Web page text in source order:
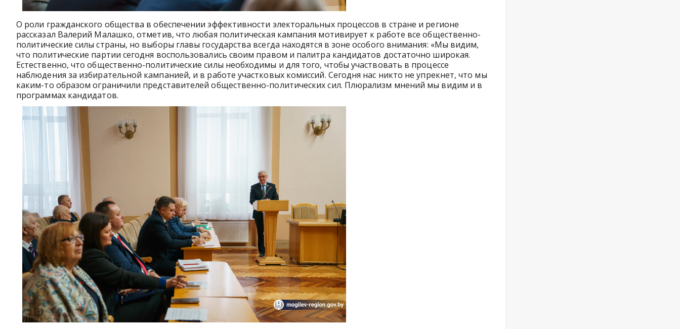
О роли гражданского общества в обеспечении эффективности электоральных процессов в стране и регионе
рассказал Валерий Малашко, отметив, что любая политическая кампания мотивирует к работе все общественно-
политические силы страны, но выборы главы государства всегда находятся в зоне особого внимания: «Мы видим,
что политические партии сегодня воспользовались своим правом и палитра кандидатов достаточно широкая.
Естественно, что общественно-политические силы необходимы и для того, чтобы участвовать в процессе
наблюдения за избирательной кампанией, и в работе участковых комиссий. Сегодня нас никто не упрекнет, что мы
каким-то образом ограничили представителей общественно-политических сил. Плюрализм мнений мы видим и в
программах кандидатов.